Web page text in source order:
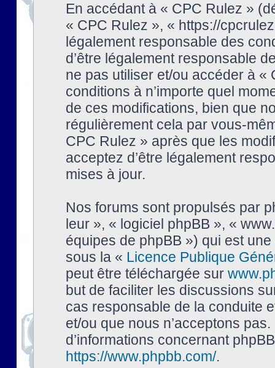
En accédant à « CPC Rulez »
« CPC Rulez », « https://
légalement responsable des
d’être légalement responsable
ne pas utiliser et/ou accéder à
conditions à n’importe quel
de ces modifications, bien que
régulièrement cela par vous-
CPC Rulez » après que les
acceptez d’être légalement
mises à jour.
Nos forums sont propulsés par
leur », « logiciel phpBB », «
équipes de phpBB ») qui est
sous la « Licence Publique
peut être téléchargée sur
but de faciliter les discussions
cas responsable de la conduite
et/ou que nous n’acceptons
d’informations concernant
https://www.phpbb.com/.